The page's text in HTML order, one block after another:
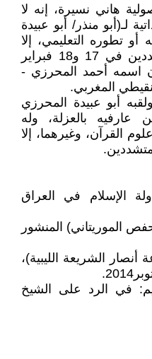
هاني نسيرة، إنه لا
لـ(أبو منذر/ أبو عبيدة
أو تطوره التعليمي، إلا
جدل على أحد منتديات المتشددين في 17 و18 فبراير
أن اسمه أحمد المحرزي -
المغربي.
أبو عبيدة المحرزي
بالعزلة، وله
القرآن، وغيرهما، إلا
الإسلام في العراق
الموريتاني) المنشور
أنصار الشريعة الليبية)،
في الرد على الشيخ